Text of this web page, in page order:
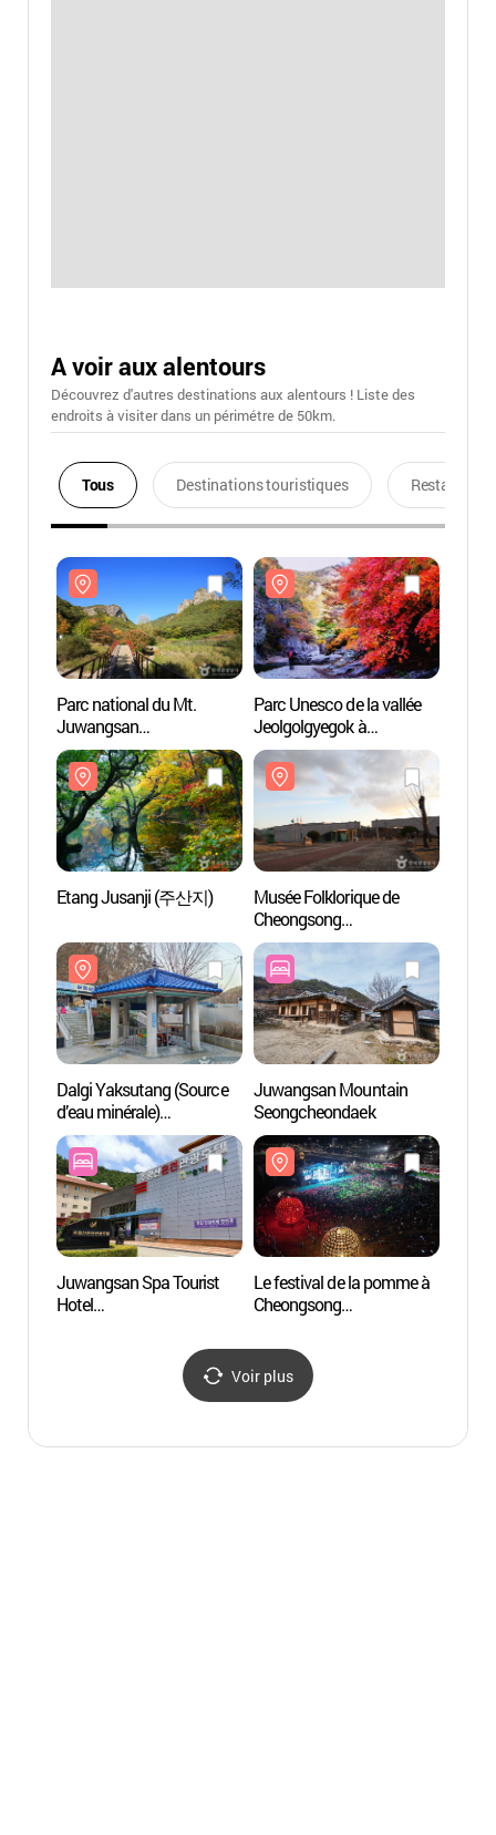
A voir aux alentours
Découvrez d'autres destinations aux alentours ! Liste des
endroits à visiter dans un périmétre de 50km.
Tous Destinations touristiques Restaurants
Parc national du Mt.
Juwangsan
(주왕산국립공원)
Parc Unesco de la vallée
Jeolgolgyegok à
Cheongsong (절골계곡-
청송 국가지질공원)
절골협곡 (청송
국가지질공원)
Etang Jusanji (주산지)
Musée Folklorique de
Cheongsong
(청송민속박물관)
Dalgi Yaksutang (Source
d’eau minérale)
(달기약수탕)
Juwangsan Mountain
Seongcheondaek
Juwangsan Spa Tourist
Hotel
Le festival de la pomme à
Cheongsong
Voir plus